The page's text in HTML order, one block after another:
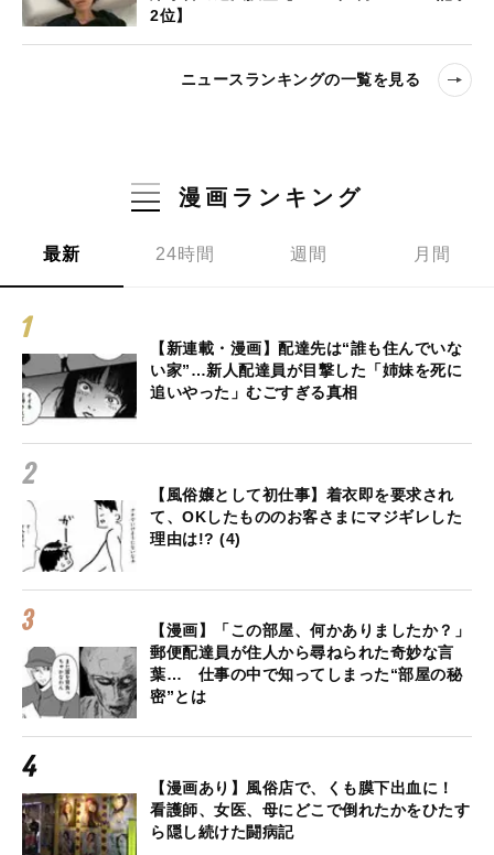
2位】
ニュースランキングの一覧を見る
漫画ランキング
最新 24時間 週間 月間
【新連載・漫画】配達先は“誰も住んでいな
い家”…新人配達員が目撃した「姉妹を死に
追いやった」むごすぎる真相
【風俗嬢として初仕事】着衣即を要求され
て、OKしたもののお客さまにマジギレした
理由は!? (4)
【漫画】「この部屋、何かありましたか？」
郵便配達員が住人から尋ねられた奇妙な言
葉… 仕事の中で知ってしまった“部屋の秘
密”とは
【漫画あり】風俗店で、くも膜下出血に！
看護師、女医、母にどこで倒れたかをひたす
ら隠し続けた闘病記